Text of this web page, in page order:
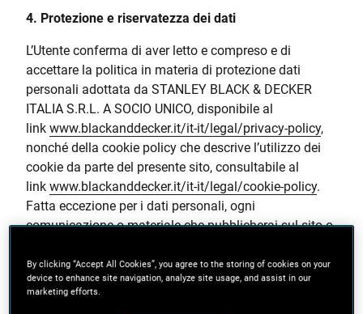
4. Protezione e riservatezza dei dati
L’Utente conferma di aver letto e compreso e di
accettare la politica in materia di protezione dati
personali adottata da STANLEY BLACK & DECKER
ITALIA S.R.L. A SOCIO UNICO, disponibile al
link www.blackanddecker.it/it-it/legal/privacy-policy,
nonché della cookie policy che descrive l’utilizzo dei
cookie da parte del presente sito, consultabile al
link www.blackanddecker.it/it-it/legal/cookie-policy.
Fatta eccezione per i dati personali, ogni
comunicazione o materiale che pubblicherai sul sito o
inteso e trattato come un’informazione non
confidenziale e non di tua esclusiva proprietà. È
By clicking “Accept All Cookies”, you agree to the storing of cookies on your
device to enhance site navigation, analyze site usage, and assist in our
marketing efforts.